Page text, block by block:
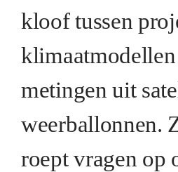
kloof tussen
klimaatmodellen
metingen uit
weerballonnen.
roept vragen op